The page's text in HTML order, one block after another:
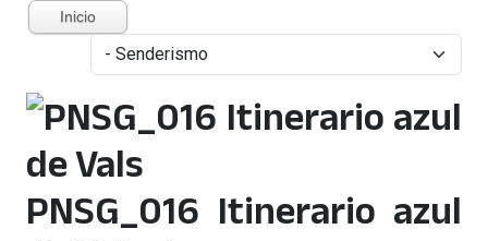
Inicio
PNSG_016 Itinerario azul